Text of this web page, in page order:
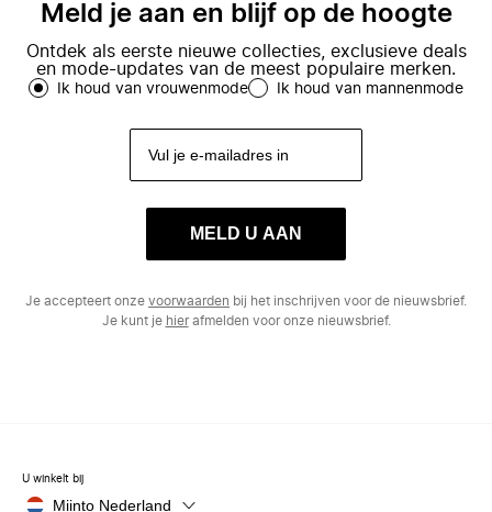
Meld je aan en blijf op de hoogte
Ontdek als eerste nieuwe collecties, exclusieve deals
en mode-updates van de meest populaire merken.
Ik houd van vrouwenmode Ik houd van mannenmode
MELD U AAN
Je accepteert onze voorwaarden bij het inschrijven voor de nieuwsbrief.
Je kunt je hierafmelden voor onze nieuwsbrief.
U winkelt bij
Miinto Nederland